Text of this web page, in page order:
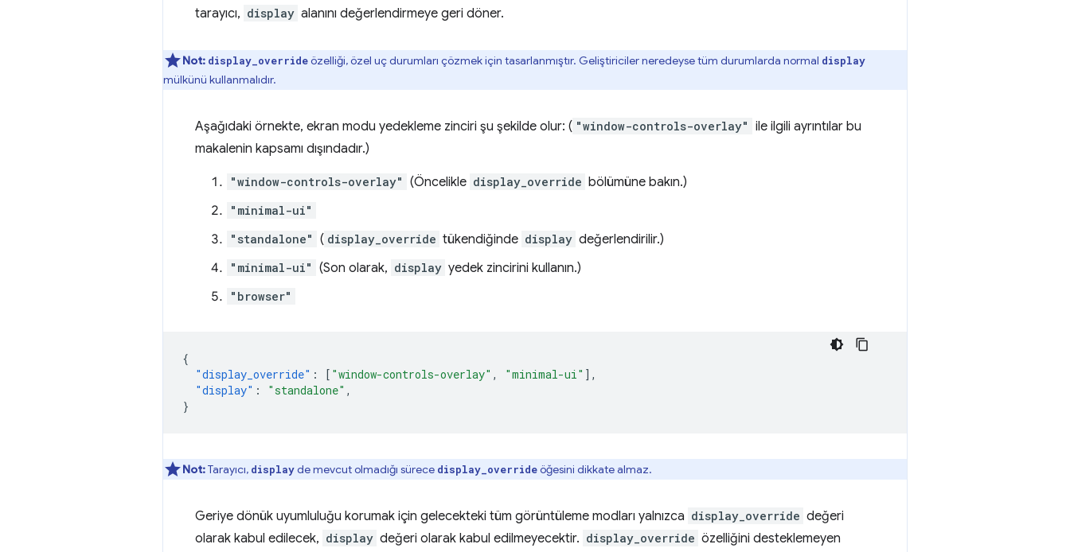
tarayıcı, display alanını değerlendirmeye geri döner.
Not: display_overrideözelliği, özel uç durumları çözmek için tasarlanmıştır. Geliştiriciler neredeyse tüm durumlarda normal display
mülkünü kullanmalıdır.
Aşağıdaki örnekte, ekran modu yedekleme zinciri şu şekilde olur: ( "window-controls-overlay" ile ilgili ayrıntılar bu
makalenin kapsamı dışındadır.)
"window-controls-overlay" (Öncelikle display_override bölümüne bakın.)
"minimal-ui"
"standalone" ( display_override tükendiğinde display değerlendirilir.)
"minimal-ui" (Son olarak, display yedek zincirini kullanın.)
"browser"
{
"display_override" : [ "window-controls-overlay" , "minimal-ui" ],
"display" : "standalone" ,
}
Not:Tarayıcı, displayde mevcut olmadığı sürece display_overrideöğesini dikkate almaz.
Geriye dönük uyumluluğu korumak için gelecekteki tüm görüntüleme modları yalnızca display_override değeri
olarak kabul edilecek, display değeri olarak kabul edilmeyecektir. display_override özelliğini desteklemeyen